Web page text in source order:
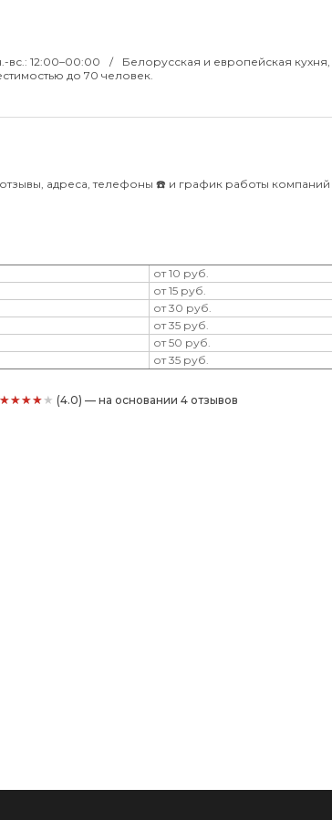
вс.: 12:00–00:00
Белорусская и европейская кухня,
до 70 человек.
адреса, телефоны ☎️ и график работы компаний
от 10 руб.
от 15 руб.
от 30 руб.
от 35 руб.
от 50 руб.
от 35 руб.
★★★★★ (4.0) — на основании 4 отзывов